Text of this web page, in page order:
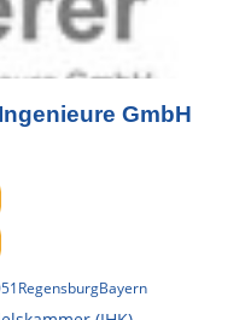
GmbH
RegensburgBayern